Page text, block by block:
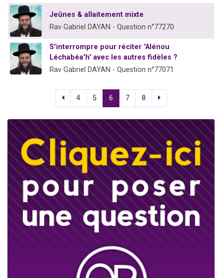
Jeûnes & allaitement mixte
Rav Gabriel DAYAN - Question n°77270
S'interrompre pour réciter "Alénou
Léchabéa'h" avec les autres fidèles ?
Rav Gabriel DAYAN - Question n°77071
4 5 6 7 8